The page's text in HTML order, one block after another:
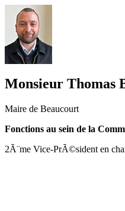
Monsieur Thomas
Maire de Beaucourt
Fonctions au sein de la
2Ã¨me Vice-PrÃ©sident en